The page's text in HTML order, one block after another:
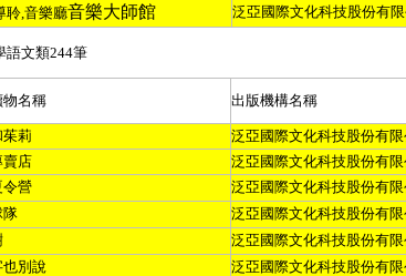
聆,音樂廳音樂大師館 泛亞國際文化科技股份有限
語文類244筆
名稱 出版機構名稱
莉 泛亞國際文化科技股份有限
賣店 泛亞國際文化科技股份有限
令營 泛亞國際文化科技股份有限
隊 泛亞國際文化科技股份有限
泛亞國際文化科技股份有限
別說 泛亞國際文化科技股份有限